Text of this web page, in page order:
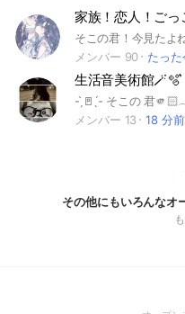
ね！！ 説明はここまで！！ここまで読んでくれてありがと
う！！ とっても楽しいか
で待ってるね！！(っ ॑꒳ ॑c) #女の子#女子#限定#おしゃべり#る
ーむ#ルーム#雑談#話す#
認#JC#JK#
家族！恋人！ごっ
メンバー 90
たった
生活音美術館🪄︎🫧 ͛
メンバー 13
18 分前
その他にもいろんなオ